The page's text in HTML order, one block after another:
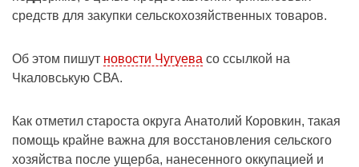
средств для закупки сельскохозяйственных товаров.
Об этом пишут новости Чугуева со ссылкой на
Чкаловськую СВА.
Как отметил староста округа Анатолий Коровкин, такая
помощь крайне важна для восстановления сельского
хозяйства после ущерба, нанесенного оккупацией и